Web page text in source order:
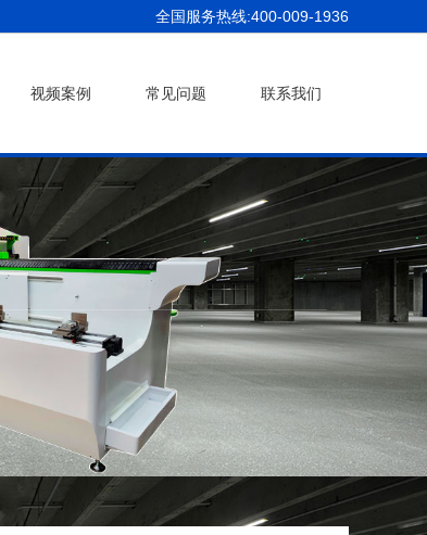
全国服务热线:400-009-1936
视频案例 常见问题 联系我们